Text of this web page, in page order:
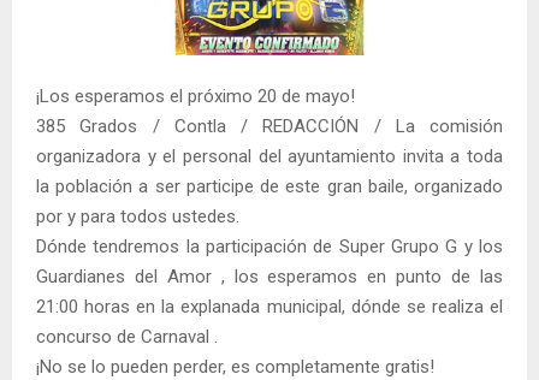
¡Los esperamos el próximo 20 de mayo!
385 Grados / Contla / REDACCIÓN / La comisión
organizadora y el personal del ayuntamiento invita a toda
la población a ser participe de este gran baile, organizado
por y para todos ustedes.
Dónde tendremos la participación de Super Grupo G y los
Guardianes del Amor , los esperamos en punto de las
21:00 horas en la explanada municipal, dónde se realiza el
concurso de Carnaval .
¡No se lo pueden perder, es completamente gratis!